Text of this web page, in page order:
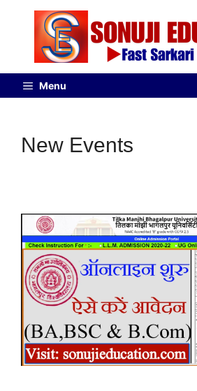
Menu
New Events